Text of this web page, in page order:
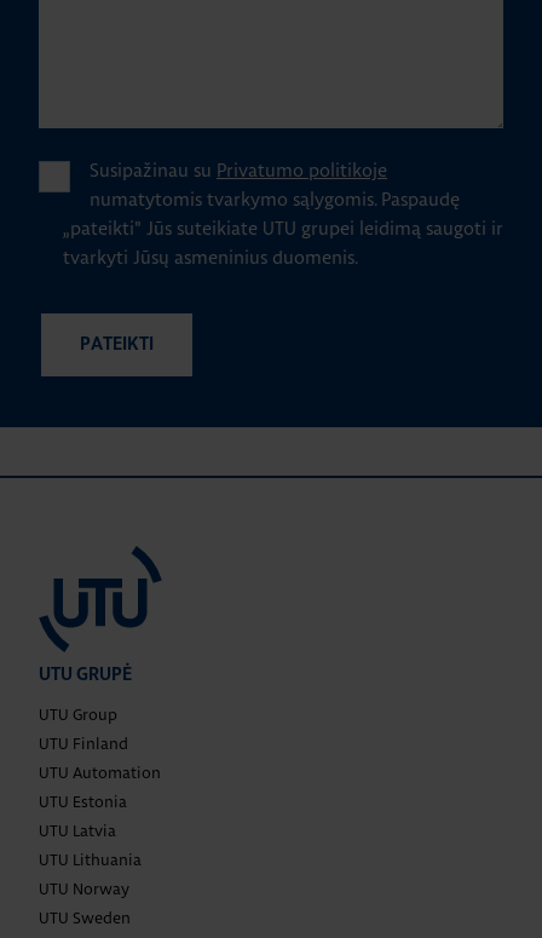
Susipažinau su Privatumo politikoje
numatytomis tvarkymo sąlygomis. Paspaudę
„pateikti" Jūs suteikiate UTU grupei leidimą saugoti ir
tvarkyti Jūsų asmeninius duomenis.
UTU GRUPĖ
UTU Group
UTU Finland
UTU Automation
UTU Estonia
UTU Latvia
UTU Lithuania
UTU Norway
UTU Sweden